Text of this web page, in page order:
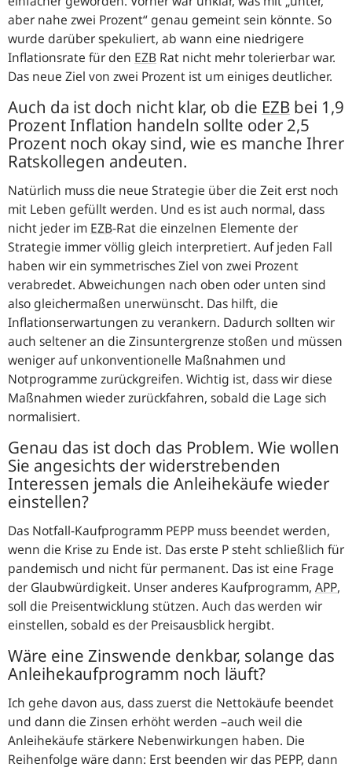
aber nahe zwei Prozent“ genau gemeint sein könnte. So
wurde darüber spekuliert, ab wann eine niedrigere
Inflationsrate für den EZB Rat nicht mehr tolerierbar war.
Das neue Ziel von zwei Prozent ist um einiges deutlicher.
Auch da ist doch nicht klar, ob die EZB bei 1,9
Prozent Inflation handeln sollte oder 2,5
Prozent noch okay sind, wie es manche Ihrer
Ratskollegen andeuten.
Natürlich muss die neue Strategie über die Zeit erst noch
mit Leben gefüllt werden. Und es ist auch normal, dass
nicht jeder im EZB-Rat die einzelnen Elemente der
Strategie immer völlig gleich interpretiert. Auf jeden Fall
haben wir ein symmetrisches Ziel von zwei Prozent
verabredet. Abweichungen nach oben oder unten sind
also gleichermaßen unerwünscht. Das hilft, die
Inflationserwartungen zu verankern. Dadurch sollten wir
auch seltener an die Zinsuntergrenze stoßen und müssen
weniger auf unkonventionelle Maßnahmen und
Notprogramme zurückgreifen. Wichtig ist, dass wir diese
Maßnahmen wieder zurückfahren, sobald die Lage sich
normalisiert.
Genau das ist doch das Problem. Wie wollen
Sie angesichts der widerstrebenden
Interessen jemals die Anleihekäufe wieder
einstellen?
Das Notfall-Kaufprogramm PEPP muss beendet werden,
wenn die Krise zu Ende ist. Das erste P steht schließlich für
pandemisch und nicht für permanent. Das ist eine Frage
der Glaubwürdigkeit. Unser anderes Kaufprogramm, APP,
soll die Preisentwicklung stützen. Auch das werden wir
einstellen, sobald es der Preisausblick hergibt.
Wäre eine Zinswende denkbar, solange das
Anleihekaufprogramm noch läuft?
Ich gehe davon aus, dass zuerst die Nettokäufe beendet
und dann die Zinsen erhöht werden –auch weil die
Anleihekäufe stärkere Nebenwirkungen haben. Die
Reihenfolge wäre dann: Erst beenden wir das PEPP, dann